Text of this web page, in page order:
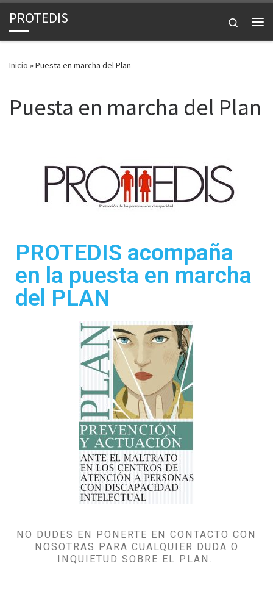
Saltar al contenido
PROTEDIS Search
Inicio »Puesta en marcha del Plan
Puesta en marcha del Plan
PROTEDIS acompaña
en la puesta en marcha
del PLAN
NO DUDES EN PONERTE EN CONTACTO CON
NOSOTRAS PARA CUALQUIER DUDA O
INQUIETUD SOBRE EL PLAN.